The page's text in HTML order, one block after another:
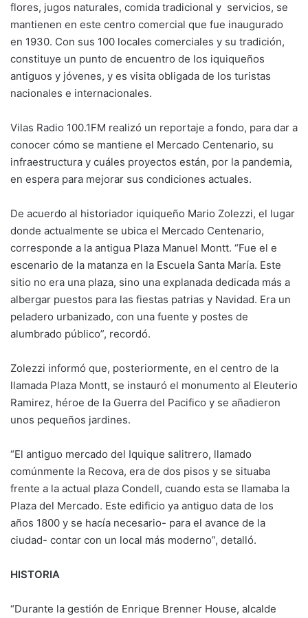
flores, jugos naturales, comida tradicional y servicios, se
mantienen en este centro comercial que fue inaugurado
en 1930. Con sus 100 locales comerciales y su tradición,
constituye un punto de encuentro de los iquiqueños
antiguos y jóvenes, y es visita obligada de los turistas
nacionales e internacionales.
Vilas Radio 100.1FM realizó un reportaje a fondo, para dar a
conocer cómo se mantiene el Mercado Centenario, su
infraestructura y cuáles proyectos están, por la pandemia,
en espera para mejorar sus condiciones actuales.
De acuerdo al historiador iquiqueño Mario Zolezzi, el lugar
donde actualmente se ubica el Mercado Centenario,
corresponde a la antigua Plaza Manuel Montt. “Fue el e
escenario de la matanza en la Escuela Santa María. Este
sitio no era una plaza, sino una explanada dedicada más a
albergar puestos para las fiestas patrias y Navidad. Era un
peladero urbanizado, con una fuente y postes de
alumbrado público”, recordó.
Zolezzi informó que, posteriormente, en el centro de la
llamada Plaza Montt, se instauró el monumento al Eleuterio
Ramirez, héroe de la Guerra del Pacifico y se añadieron
unos pequeños jardines.
“El antiguo mercado del Iquique salitrero, llamado
comúnmente la Recova, era de dos pisos y se situaba
frente a la actual plaza Condell, cuando esta se llamaba la
Plaza del Mercado. Este edificio ya antiguo data de los
años 1800 y se hacía necesario- para el avance de la
ciudad- contar con un local más moderno”, detalló.
HISTORIA
“Durante la gestión de Enrique Brenner House, alcalde